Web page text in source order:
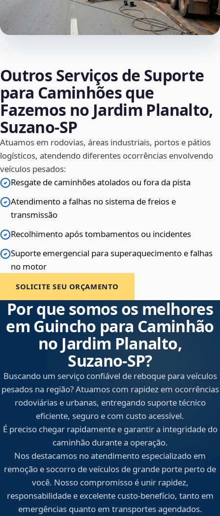
Outros Serviços de Suporte
para Caminhões que
Fazemos no Jardim Planalto,
Suzano‑SP
Atuamos em rodovias, áreas industriais, portos e pátios
logísticos, atendendo diferentes ocorrências envolvendo
veículos pesados:
Resgate de caminhões atolados ou fora da pista
Atendimento a falhas no sistema de freios e
transmissão
Recolhimento após tombamentos ou incidentes
Suporte emergencial para superaquecimento e falhas
no motor
SOLICITE SEU ORÇAMENTO
Por que somos os melhores
em Guincho para Caminhão
no Jardim Planalto,
Suzano‑SP?
Buscando um serviço confiável de reboque para veículos
pesados na região? Atuamos com rapidez em ocorrências
rodoviárias e urbanas, entregando suporte técnico
eficiente, seguro e com custo acessível.
É preciso chegar rapidamente e garantir a integridade do
caminhão durante a operação.
Nos destacamos no atendimento especializado em
remoção e socorro de veículos de grande porte perto de
você. Nosso compromisso é unir rapidez,
responsabilidade e excelente custo-benefício, tanto em
emergências quanto em transportes agendados.